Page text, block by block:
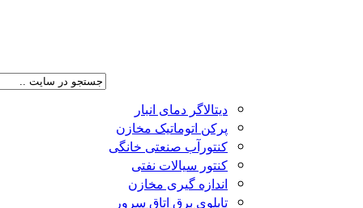
دیتالاگر دمای انبار
پرکن اتوماتیک مخازن
کنتورآب صنعتی خانگی
کنتور سیالات نفتی
اندازه گیری مخازن
تابلوی برق اتاق سرور